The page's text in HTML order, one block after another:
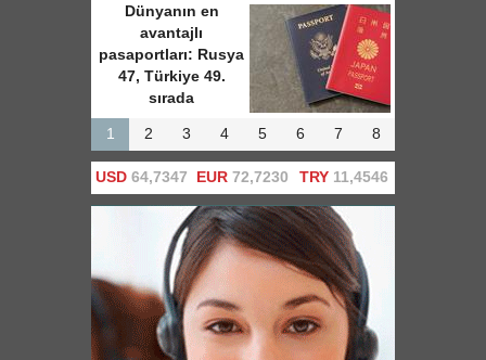
Dünyanın en
avantajlı
pasaportları: Rusya
47, Türkiye 49.
sırada
1 2 3 4 5 6 7 8
USD 64,7347 EUR 72,7230 TRY 11,4546